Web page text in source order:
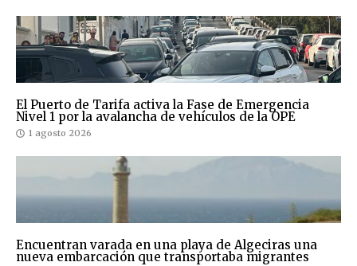
El Puerto de Tarifa activa la Fase de Emergencia
Nivel 1 por la avalancha de vehículos de la OPE
1 agosto 2026
Encuentran varada en una playa de Algeciras una
nueva embarcación que transportaba migrantes